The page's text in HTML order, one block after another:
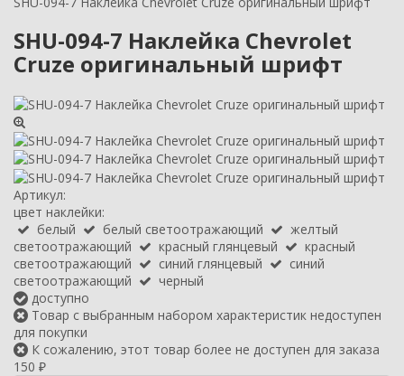
SHU-094-7 Наклейка Chevrolet
Cruze оригинальный шрифт
Артикул:
цвет наклейки:
белый
белый светоотражающий
желтый
светоотражающий
красный глянцевый
красный
светоотражающий
синий глянцевый
синий
светоотражающий
черный
доступно
Товар с выбранным набором характеристик недоступен
для покупки
К сожалению, этот товар более не доступен для заказа
150 ₽